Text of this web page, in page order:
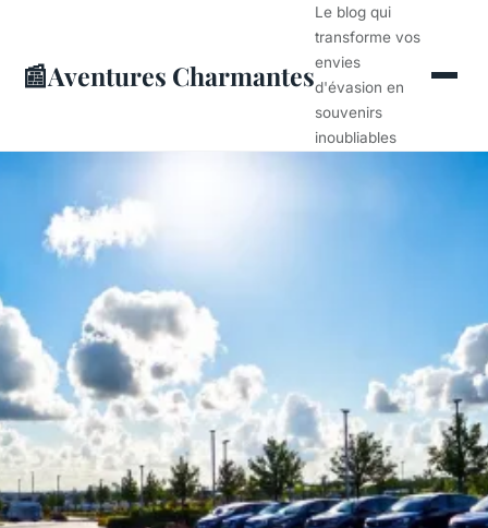
📰Aventures Charmantes
Le blog qui
transforme vos
envies
d'évasion en
souvenirs
inoubliables